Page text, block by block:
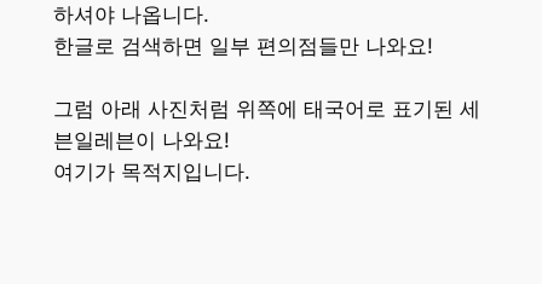
하셔야 나옵니다.
한글로 검색하면 일부 편의점들만 나와요!
그럼 아래 사진처럼 위쪽에 태국어로 표기된 세
븐일레븐이 나와요!
여기가 목적지입니다.